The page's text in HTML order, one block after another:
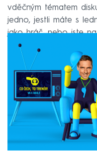
vděčným tématem
jedno, jestli máte s
jako hráč, nebo jste